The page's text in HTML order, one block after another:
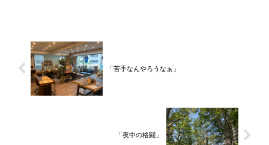
「苦手なんやろうなぁ」
「夜中の格闘」